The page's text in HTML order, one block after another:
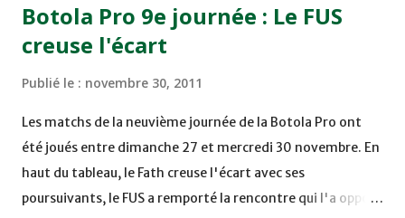
Mardi 06/12/2011 15H00 WAF - OCS au COMPLEXE SPORTIF
DE FES - FES WAC - MAS Reporté pour cause de finale de la
Botola Pro 9e journée : Le FUS
creuse l'écart
Publié le : novembre 30, 2011
Les matchs de la neuvième journée de la Botola Pro ont
été joués entre dimanche 27 et mercredi 30 novembre. En
haut du tableau, le Fath creuse l'écart avec ses
poursuivants, le FUS a remporté la rencontre qui l'a opposé